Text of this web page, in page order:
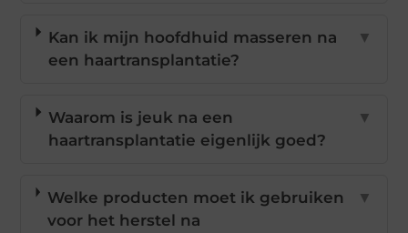
Kan ik mijn hoofdhuid masseren na
een haartransplantatie?
▼
Waarom is jeuk na een
haartransplantatie eigenlijk goed?
▼
Welke producten moet ik gebruiken
voor het herstel na
▼